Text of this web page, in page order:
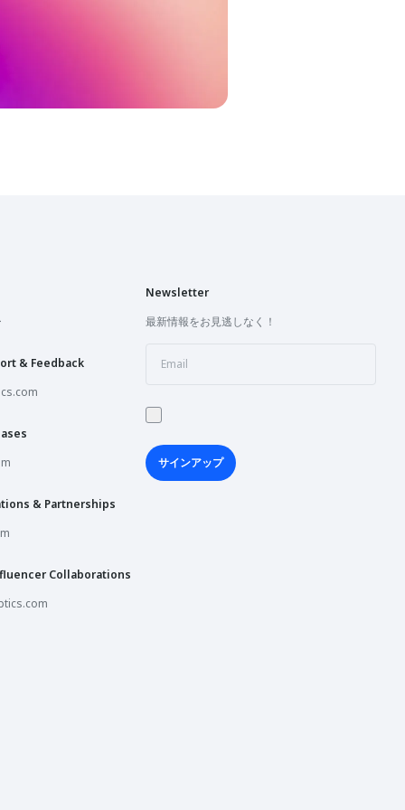
& Feedback
& Partnerships
Collaborations
Newsletter
最新情報をお見逃しなく！
サインアップ